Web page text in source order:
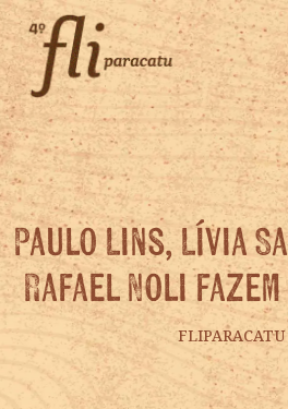
Paulo Lins, Lívia
Rafael Noli
FLIPARACATU